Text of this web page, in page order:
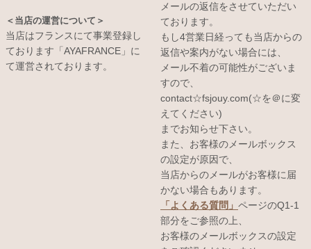
＜当店の運営について＞
当店はフランスにて事業登録し
ております「AYAFRANCE」に
て運営されております。
メールの返信をさせていただい
ております。
もし4営業日経っても当店からの
返信や案内がない場合には、
メール不着の可能性がございま
すので、
contact☆fsjouy.com(☆を＠に変
えてください)
までお知らせ下さい。
また、お客様のメールボックス
の設定が原因で、
当店からのメールがお客様に届
かない場合もあります。
「よくある質問」 ページのQ1-1
部分をご参照の上、
お客様のメールボックスの設定